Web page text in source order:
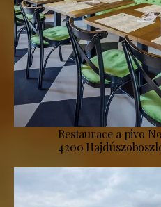
Restaurace a pivo
4200